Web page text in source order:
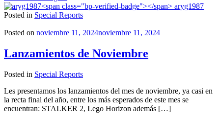
requisitos
de
Flight
2024
son
locura"
aryg1987
Posted in Special Reports
Posted on noviembre 11, 2024noviembre 11, 2024
Lanzamientos de Noviembre
Posted in Special Reports
Les presentamos los lanzamientos del mes de noviembre, ya casi en
la recta final del año, entre los más esperados de este mes se
encuentran: STALKER 2, Lego Horizon además […]